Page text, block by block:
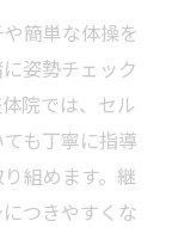
簡単な体操を
姿勢チェック
院では、セル
も丁寧に指導
組めます。継
つきやすくな